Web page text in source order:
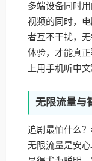
多端设备同时
视频的同时，
者互不干扰，
体验，才能真
上用手机听中
无限流量与
追剧最怕什么
无限流量是安